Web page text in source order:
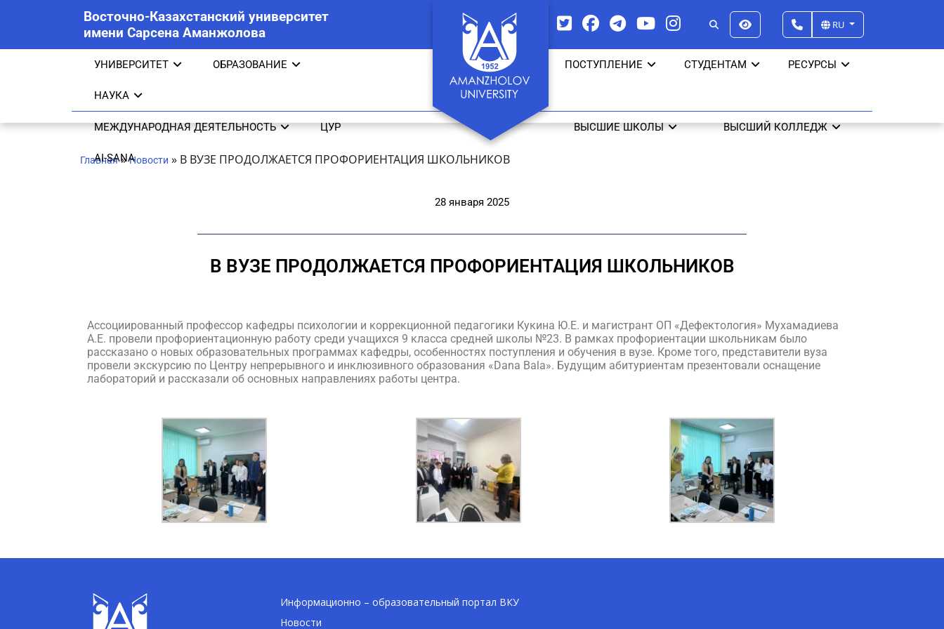
Восточно-Казахстанский университет
имени Сарсена Аманжолова
RU
УНИВЕРСИТЕТ ОБРАЗОВАНИЕ
НАУКА
ПОСТУПЛЕНИЕ СТУДЕНТАМ РЕСУРСЫ
МЕЖДУНАРОДНАЯ ДЕЯТЕЛЬНОСТЬ ЦУР
AI-SANA
ВЫСШИЕ ШКОЛЫ ВЫСШИЙ КОЛЛЕДЖ
Главная»Новости » В ВУЗЕ ПРОДОЛЖАЕТСЯ ПРОФОРИЕНТАЦИЯ ШКОЛЬНИКОВ
28 января 2025
В ВУЗЕ ПРОДОЛЖАЕТСЯ ПРОФОРИЕНТАЦИЯ ШКОЛЬНИКОВ
Ассоциированный профессор кафедры психологии и коррекционной педагогики Кукина Ю.Е. и магистрант ОП «Дефектология» Мухамадиева
А.Е. провели профориентационную работу среди учащихся 9 класса средней школы №23. В рамках профориентации школьникам было
рассказано о новых образовательных программах кафедры, особенностях поступления и обучения в вузе. Кроме того, представители вуза
провели экскурсию по Центру непрерывного и инклюзивного образования «Dana Bala». Будущим абитуриентам презентовали оснащение
лабораторий и рассказали об основных направлениях работы центра.
Информационно – образовательный портал ВКУ
Новости
AI-Talapker